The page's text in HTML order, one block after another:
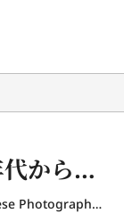
日本の現代写真―1970年代から今日まで
Gazing at the Contemporary World: Japanese Photography from the 1970s to the Present